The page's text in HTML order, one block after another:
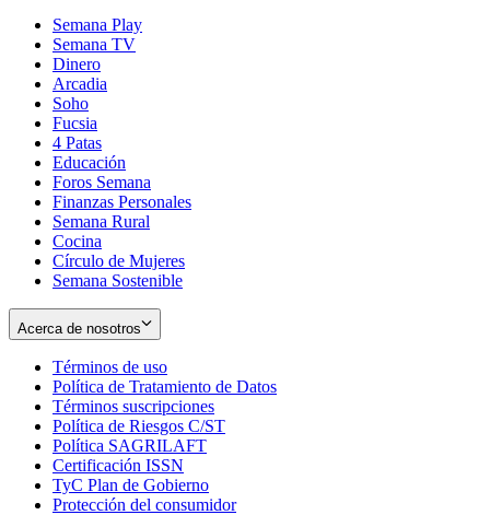
Semana Play
Semana TV
Dinero
Arcadia
Soho
in
new
window
Fucsia
in
new
window
4 Patas
Educación
Foros Semana
Finanzas Personales
Semana Rural
Cocina
Círculo de Mujeres
Semana Sostenible
Acerca de nosotros
Términos de uso
in
new
window
Política de Tratamiento de Datos
Términos suscripciones
in
Política de Riesgos C/ST
Política SAGRILAFT
new
window
Certificación ISSN
in
new
TyC Plan de Gobierno
in
Protección del consumidorOpens